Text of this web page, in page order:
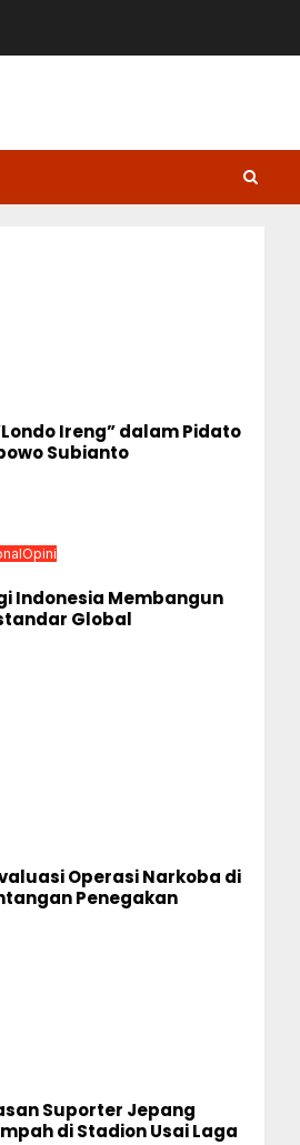
Ireng” dalam Pidato
Subianto
Opini
Indonesia Membangun
Global
Operasi Narkoba di
Penegakan
Suporter Jepang
di Stadion Usai Laga